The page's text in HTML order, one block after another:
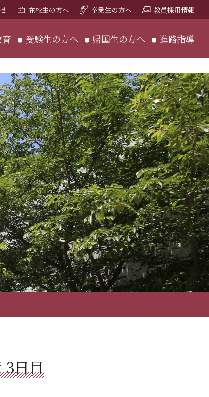
在校生の方へ 卒業生の方へ 教員採用情報
受験生の方へ 帰国生の方へ 進路指導
3日目